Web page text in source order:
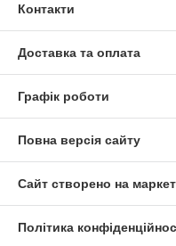
Контакти
Доставка та оплата
Графік роботи
Повна версія сайту
Сайт створено на
Політика